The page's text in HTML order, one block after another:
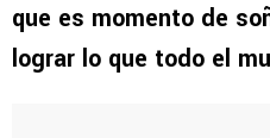
que es momento de
lograr lo que todo el